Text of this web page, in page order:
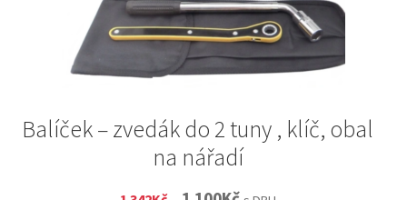
Balíček – zvedák do 2 tuny , klíč, obal
na nářadí